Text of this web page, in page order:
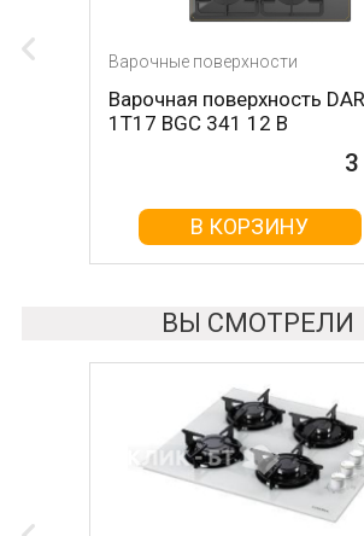
Варочные поверхности
Варочная поверхность
1T17 BGС 341 12 B
В КОРЗИНУ
Варочные поверхности
Варочная поверхность
ORSA 30 BL
В КОРЗИНУ
ВЫ СМОТРЕЛИ